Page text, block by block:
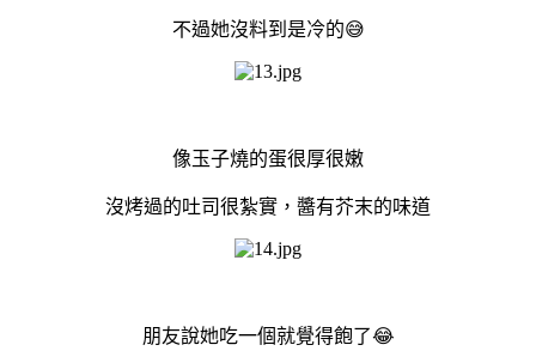
不過她沒料到是冷的😅
像玉子燒的蛋很厚很嫩
沒烤過的吐司很紮實，醬有芥末的味道
朋友說她吃一個就覺得飽了😂